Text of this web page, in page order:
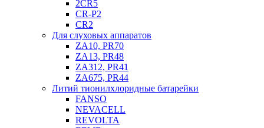
2CR5
CR-P2
CR2
Для слуховых аппаратов
ZA10, PR70
ZA13, PR48
ZA312, PR41
ZA675, PR44
Литий тионилхлоридные батарейки
FANSO
NEVACELL
REVOLTA